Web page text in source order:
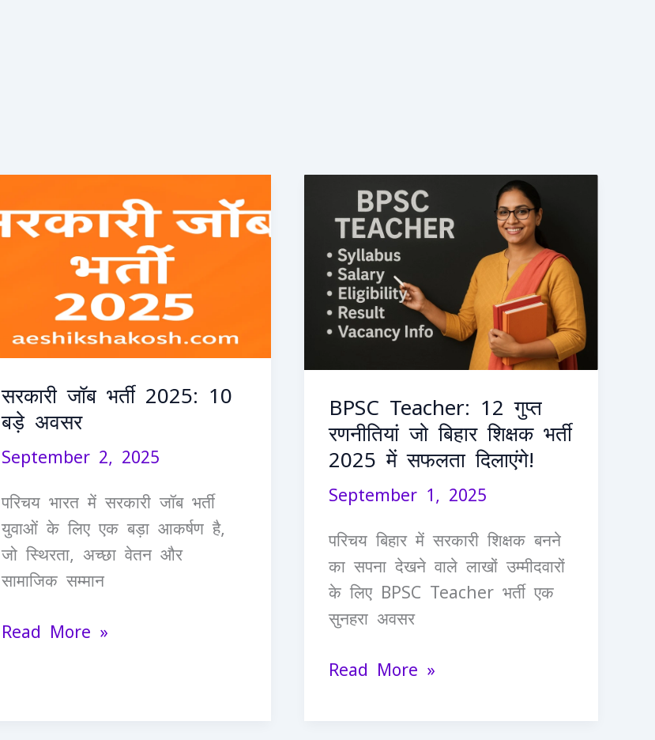
सरकारी जॉब भर्ती 2025: 10
बड़े अवसर
September 2, 2025
परिचय भारत में सरकारी जॉब भर्ती
युवाओं के लिए एक बड़ा आकर्षण है,
जो स्थिरता, अच्छा वेतन और
सामाजिक सम्मान
जॉब
भर्ती
अवसर
Read More »
BPSC Teacher: 12 गुप्त
रणनीतियां जो बिहार शिक्षक भर्ती
2025 में सफलता दिलाएंगे!
September 1, 2025
परिचय बिहार में सरकारी शिक्षक बनने
का सपना देखने वाले लाखों उम्मीदवारों
के लिए BPSC Teacher भर्ती एक
सुनहरा अवसर
BPSC
Teacher:
12
गुप्त
रणनीतियां
जो
बिहार
शिक्षक
भर्ती
2025
में
सफलता
दिलाएंगे!
Read More »